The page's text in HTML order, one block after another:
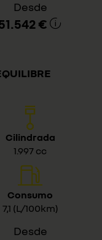
Desde
€
Cilindrada
1.997 cc
Consumo
7,1 (L/100km)
Desde